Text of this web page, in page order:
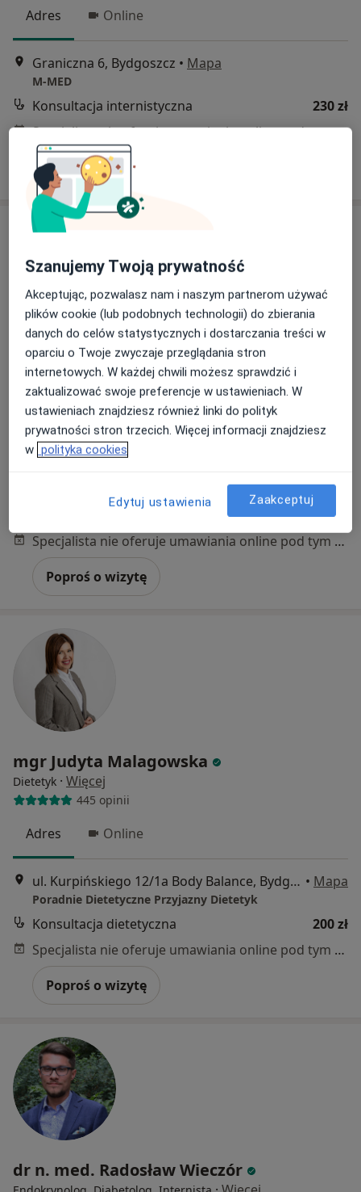
Adres Online
Graniczna 6, Bydgoszcz • Mapa
M-MED
Konsultacja internistyczna
230 zł
Specjalista nie oferuje umawiania online pod tym adresem.
Poproś o wizytę
lek. Agnieszka Madej-Urbanowicz
Endokrynolog dziecięcy, Pediatra ·Więcej
239 opinii
Adres 1 Adres 2
Konsultacja endokrynologiczna dzieci
300 zł
Specjalista nie oferuje umawiania online pod tym adresem.
Poproś o wizytę
mgr Judyta Malagowska
Dietetyk · Więcej
445 opinii
Adres Online
ul. Kurpińskiego 12/1a Body Balance, Bydgoszcz • Mapa
Poradnie Dietetyczne Przyjazny Dietetyk
Konsultacja dietetyczna
200 zł
Specjalista nie oferuje umawiania online pod tym adresem.
Poproś o wizytę
dr n. med. Radosław Wieczór
Szanujemy Twoją prywatność
Akceptując, pozwalasz nam i naszym partnerom używać
plików cookie (lub podobnych technologii) do zbierania
danych do celów statystycznych i dostarczania treści w
oparciu o Twoje zwyczaje przeglądania stron
internetowych. W każdej chwili możesz sprawdzić i
zaktualizować swoje preferencje w ustawieniach. W
ustawieniach znajdziesz również linki do polityk
prywatności stron trzecich. Więcej informacji znajdziesz
w polityka cookies
Edytuj ustawienia Zaakceptuj